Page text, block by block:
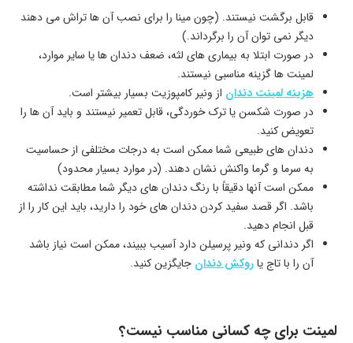
قابل برگشت نیستند. (چون مینا را برای نصب آن ها تراش می دهند
دیگر نمی توان آن را برگرداند.)
در صورت ابتلا به بیماری های لثه، ضعف دندان ها یا سایر موارد،
لمینت ها گزینه مناسبی نیستند.
هزینه لمینت دندان از ونیر کامپوزیت بسیار بیشتر است.
در صورت شکسن یا ترک خوردگی، قابل تعمیر نیستند و باید آن ها را
تعویض کنید.
دندان های طبیعی شما ممکن است به درجات مختلفی از حساسیت
به سرما و گرما واکنش نشان دهند. (در موارد بسیار محدود)
ممکن است آنها دقیقاً با رنگ دندان های دیگر شما مطابقت نداشته
باشد. اگر قصد سفید کردن دندان های خود را دارید، باید این کار را از
قبل انجام دهید.
اگر دندانی که ونیر پرسیلن دارد آسیب ببیند، ممکن است نیاز باشد
آن را با تاج یاروکش دندان جایگزین کنید.
لمینت برای چه کسانی مناسب نیست؟